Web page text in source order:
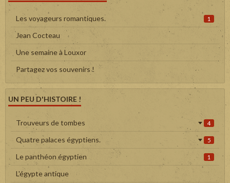
Les voyageurs romantiques. 1
Jean Cocteau
Une semaine à Louxor
Partagez vos souvenirs !
UN PEU D'HISTOIRE !
Trouveurs de tombes 4
Quatre palaces égyptiens. 5
Le panthéon égyptien 1
L'égypte antique